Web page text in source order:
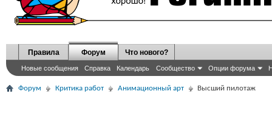
Правила Форум
Новые сообщения Справка Календарь Сообщество Опции форума
Что нового?
Форум Критика работ Анимационный арт Высший пилотаж